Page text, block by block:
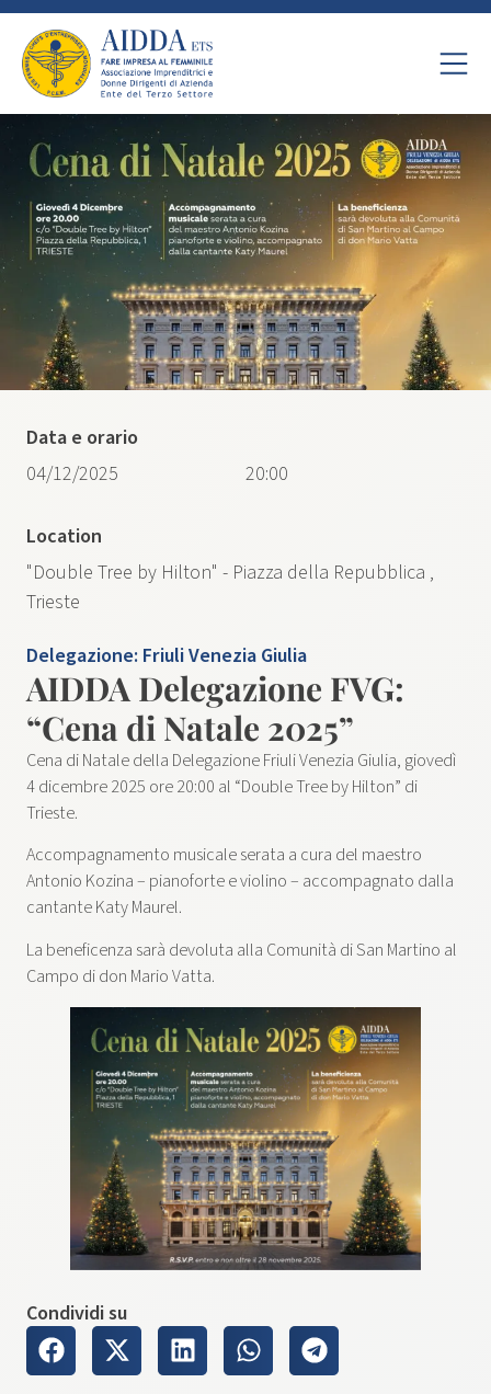
Delegazione: Friuli Venezia Giulia
AIDDA Delegazione FVG:
“Cena di Natale 2025”
Cena di Natale della Delegazione Friuli Venezia Giulia, giovedì
4 dicembre 2025 ore 20:00 al “Double Tree by Hilton” di
Trieste.
Accompagnamento musicale serata a cura del maestro
Antonio Kozina – pianoforte e violino – accompagnato dalla
cantante Katy Maurel.
La beneficenza sarà devoluta alla Comunità di San Martino al
Campo di don Mario Vatta.
Condividi su
Data e orario
04/12/2025
20:00
Location
"Double Tree by Hilton" - Piazza della Repubblica ,
Trieste